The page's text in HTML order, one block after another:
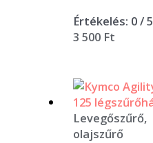
Értékelés: 0/ 5
3 500 Ft
Levegőszűrő,
olajszűrő